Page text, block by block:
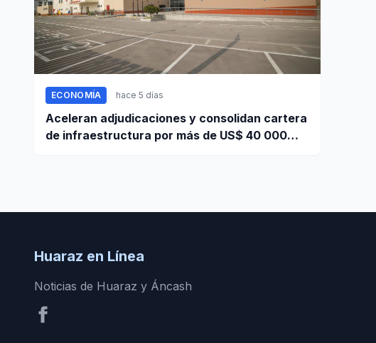
ECONOMÍA hace 5 días
Aceleran adjudicaciones y consolidan cartera
de infraestructura por más de US$ 40 000
Huaraz en Línea
Noticias de Huaraz y Áncash